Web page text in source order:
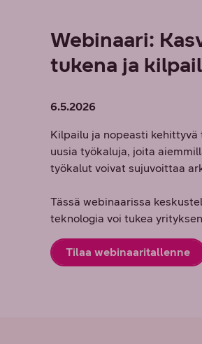
Webinaari:
tukena ja
6.5.2026
Kilpailu ja nopeasti
uusia työkaluja, joita
työkalut voivat sujuvoittaa
Tässä webinaarissa
teknologia voi tukea
Tilaa webinaaritallenne